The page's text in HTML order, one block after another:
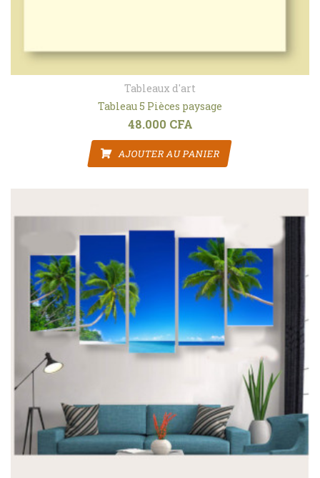
Tableaux d'art
Tableau 5 Pièces paysage
48.000 CFA
AJOUTER AU PANIER